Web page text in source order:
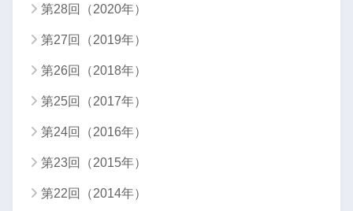
第28回（2020年）
第27回（2019年）
第26回（2018年）
第25回（2017年）
第24回（2016年）
第23回（2015年）
第22回（2014年）